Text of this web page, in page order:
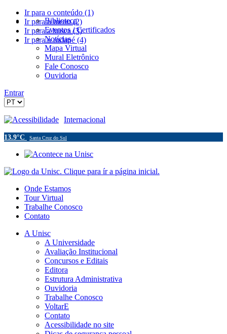
Ir para o conteúdo (1)
Ir para o menu (2)
Ir para a busca (3)
Ir para o rodapé (4)
Biblioteca
Eventos / Certificados
Notícias
Mapa Virtual
Mural Eletrônico
Fale Conosco
Ouvidoria
Entrar
Acessibilidade Internacional
13.9°C Santa Cruz do Sul
Onde Estamos
Tour Virtual
Trabalhe Conosco
Contato
A Unisc
A Universidade
Avaliação Institucional
Concursos e Editais
Editora
Estrutura Administrativa
Ouvidoria
Trabalhe Conosco
VoltarE
Contato
Acessibilidade no site